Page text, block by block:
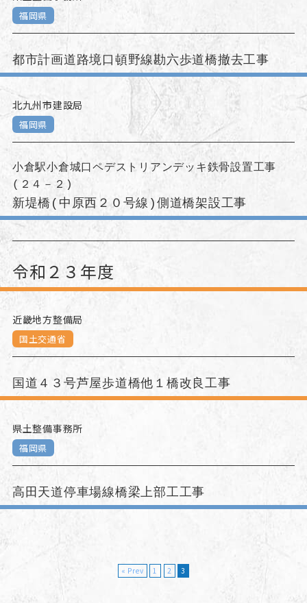
福岡県
都市計画道路境口頓野線勘六歩道橋撤去工事
北九州市建設局
福岡県
小倉駅小倉城口ペデストリアンデッキ鉄骨設置工事
(２４－２)
新堤橋(中原西２０号線)側道橋架設工事
令和２３年度
近畿地方整備局
国土交通省
国道４３号芦屋歩道橋他１橋改良工事
県土整備事務所
福岡県
高田天道停車場線橋梁上部工工事
« Prev 1 2 3